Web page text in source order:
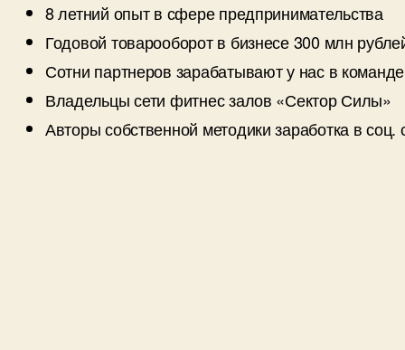
8 летний опыт в сфере предпринимательства
Годовой товарооборот в бизнесе 300 млн
Сотни партнеров зарабатывают у нас в команде
Владельцы сети фитнес залов «Сектор Силы»
Авторы собственной методики заработка в соц.